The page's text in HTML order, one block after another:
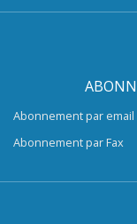
Abonnement par email
Abonnement par Fax